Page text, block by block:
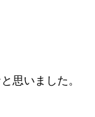
思いました。